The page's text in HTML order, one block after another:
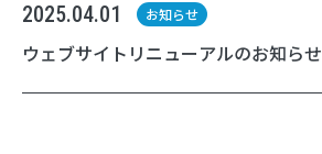
2025.04.01
お知らせ
ウェブサイトリニューアルのお知らせ